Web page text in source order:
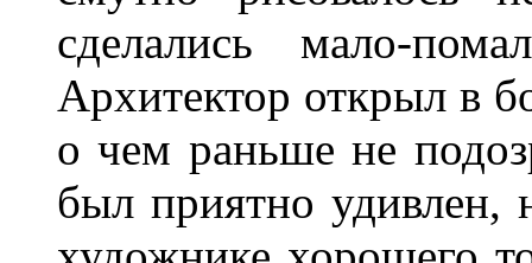
сделались мало-
Архитектор открыл в
о чем раньше не
был приятно удивлен,